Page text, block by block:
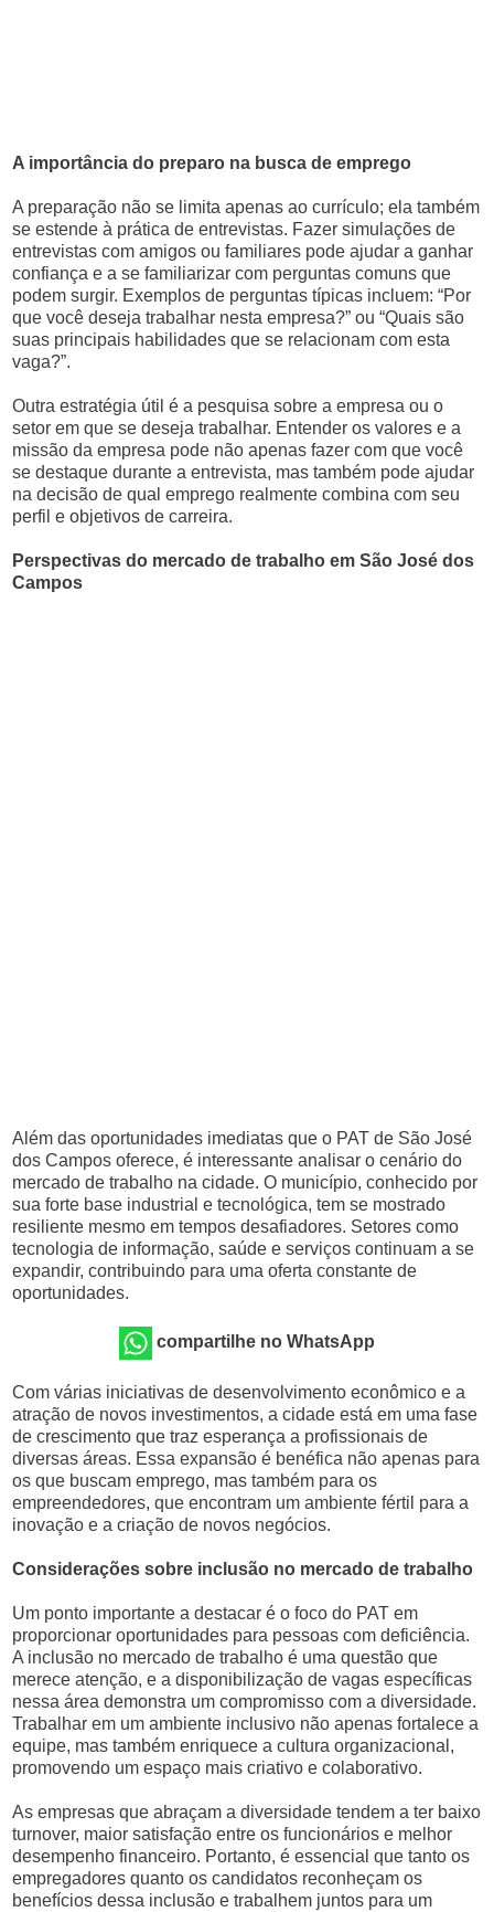
A importância do preparo na busca de emprego
A preparação não se limita apenas ao currículo; ela também
se estende à prática de entrevistas. Fazer simulações de
entrevistas com amigos ou familiares pode ajudar a ganhar
confiança e a se familiarizar com perguntas comuns que
podem surgir. Exemplos de perguntas típicas incluem: “Por
que você deseja trabalhar nesta empresa?” ou “Quais são
suas principais habilidades que se relacionam com esta
vaga?”.
Outra estratégia útil é a pesquisa sobre a empresa ou o
setor em que se deseja trabalhar. Entender os valores e a
missão da empresa pode não apenas fazer com que você
se destaque durante a entrevista, mas também pode ajudar
na decisão de qual emprego realmente combina com seu
perfil e objetivos de carreira.
Perspectivas do mercado de trabalho em São José dos
Campos
Além das oportunidades imediatas que o PAT de São José
dos Campos oferece, é interessante analisar o cenário do
mercado de trabalho na cidade. O município, conhecido por
sua forte base industrial e tecnológica, tem se mostrado
resiliente mesmo em tempos desafiadores. Setores como
tecnologia de informação, saúde e serviços continuam a se
expandir, contribuindo para uma oferta constante de
oportunidades.
compartilhe no WhatsApp
Com várias iniciativas de desenvolvimento econômico e a
atração de novos investimentos, a cidade está em uma fase
de crescimento que traz esperança a profissionais de
diversas áreas. Essa expansão é benéfica não apenas para
os que buscam emprego, mas também para os
empreendedores, que encontram um ambiente fértil para a
inovação e a criação de novos negócios.
Considerações sobre inclusão no mercado de trabalho
Um ponto importante a destacar é o foco do PAT em
proporcionar oportunidades para pessoas com deficiência.
A inclusão no mercado de trabalho é uma questão que
merece atenção, e a disponibilização de vagas específicas
nessa área demonstra um compromisso com a diversidade.
Trabalhar em um ambiente inclusivo não apenas fortalece a
equipe, mas também enriquece a cultura organizacional,
promovendo um espaço mais criativo e colaborativo.
As empresas que abraçam a diversidade tendem a ter baixo
turnover, maior satisfação entre os funcionários e melhor
desempenho financeiro. Portanto, é essencial que tanto os
empregadores quanto os candidatos reconheçam os
benefícios dessa inclusão e trabalhem juntos para um